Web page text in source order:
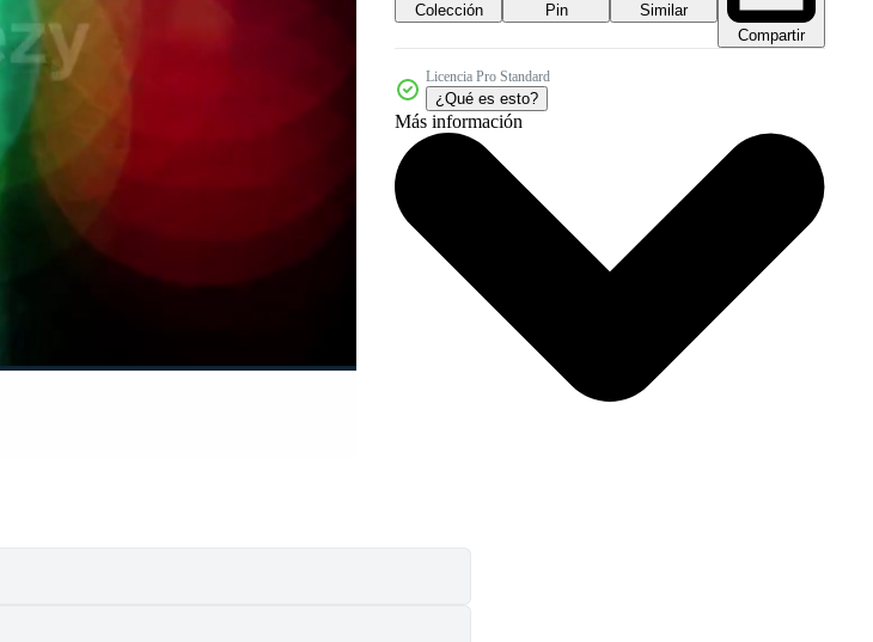
Colección Pin
Similar
Compartir
Licencia Pro Standard
¿Qué es esto?
Más información